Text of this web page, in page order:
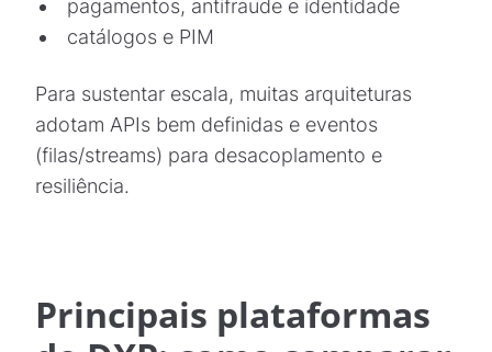
pagamentos, antifraude e identidade
catálogos e PIM
Para sustentar escala, muitas arquiteturas
adotam APIs bem definidas e eventos
(filas/streams) para desacoplamento e
resiliência.
Principais plataformas